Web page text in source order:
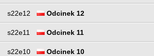
s22e12 Odcinek 12
s22e11 Odcinek 11
s22e10 Odcinek 10